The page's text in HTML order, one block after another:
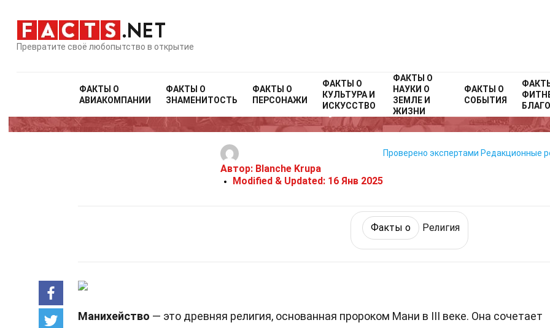
Превратите своё любопытство в открытие
ФАКТЫ О
АВИАКОМПАНИИ
ФАКТЫ О
ЗНАМЕНИТОСТЬ
ФАКТЫ О
ПЕРСОНАЖИ
ФАКТЫ О
КУЛЬТУРА И
ИСКУССТВО
ФАКТЫ О
НАУКИ О
ЗЕМЛЕ И
ЖИЗНИ
ФАКТЫ О
СОБЫТИЯ
Home Факты о История Факты оРелигия
35 Факты О Манихейство
Автор: Blanche Krupa
Modified & Updated: 16 Янв 2025
Проверено экспертами Редакционные
Факты о Религия
Манихейство — это древняя религия, основанная пророком Мани в III веке. Она сочетает